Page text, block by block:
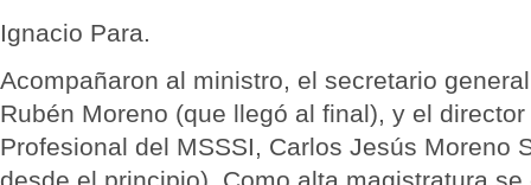
Ignacio Para.
Acompañaron al ministro, el secretario
Rubén Moreno (que llegó al final), y el
Profesional del MSSSI, Carlos Jesús Moreno